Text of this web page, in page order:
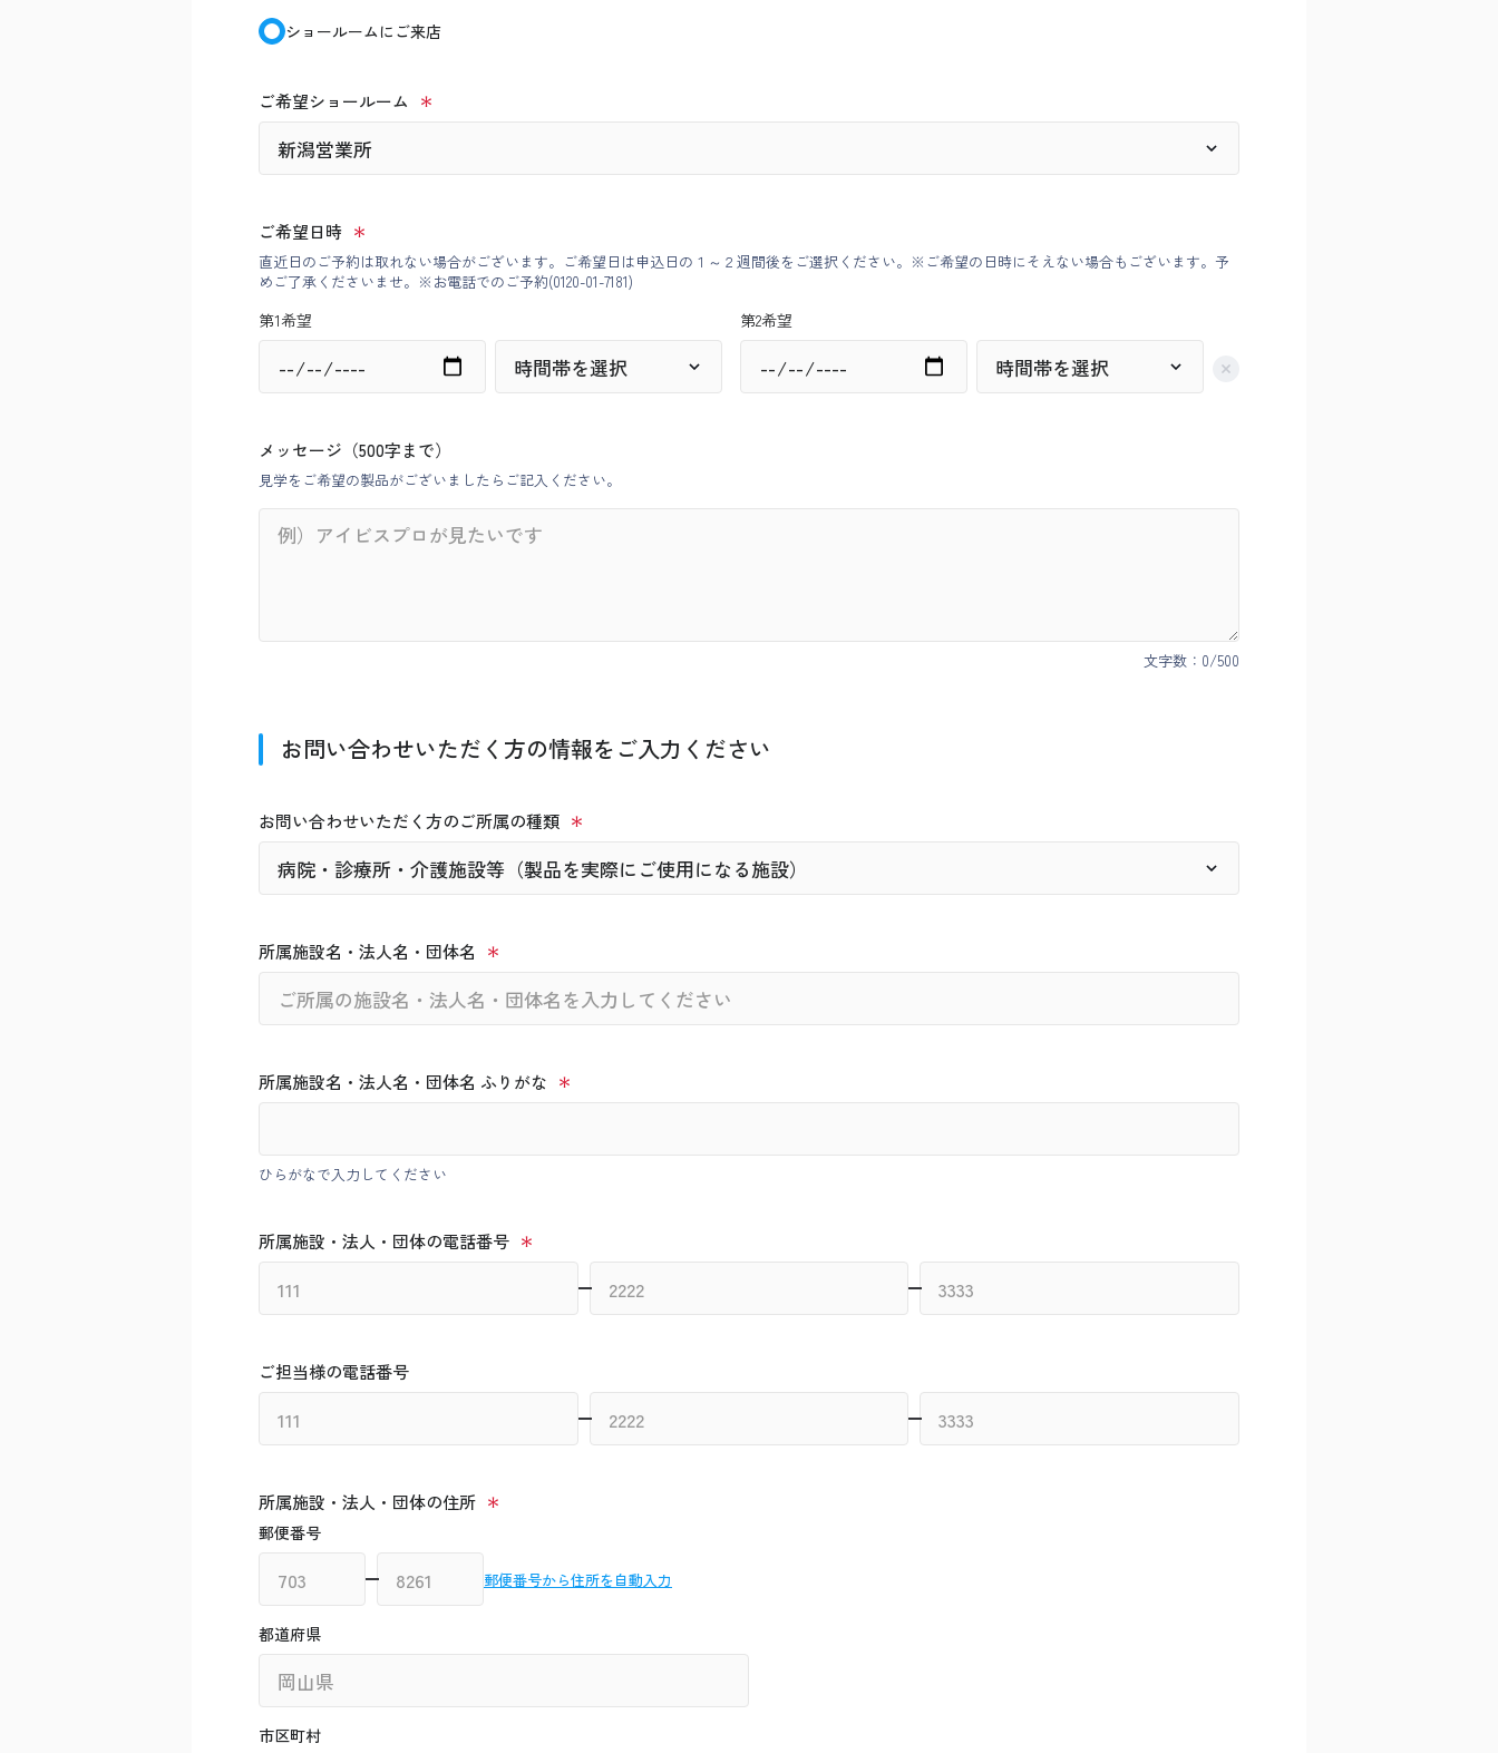
ショールームにご来店
ご希望ショールーム
ご希望日時
直近日のご予約は取れない場合がございます。ご希望日は申込日の１～２週間後をご選択ください。※ご希望の日時にそえない場合もございます。予
めご了承くださいませ。※お電話でのご予約(0120-01-7181)
第1希望 第2希望
メッセージ（500字まで）
見学をご希望の製品がございましたらご記入ください。
文字数： 0/500
お問い合わせいただく方の情報をご入力ください
お問い合わせいただく方のご所属の種類
所属施設名・法人名・団体名
所属施設名・法人名・団体名 ふりがな
ひらがなで入力してください
所属施設・法人・団体の電話番号
ご担当様の電話番号
所属施設・法人・団体の住所
郵便番号
郵便番号から住所を自動入力
都道府県
市区町村